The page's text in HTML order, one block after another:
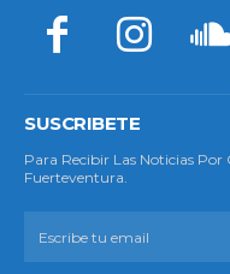
SUSCRIBETE
Para Recibir Las Noticias
Fuerteventura.